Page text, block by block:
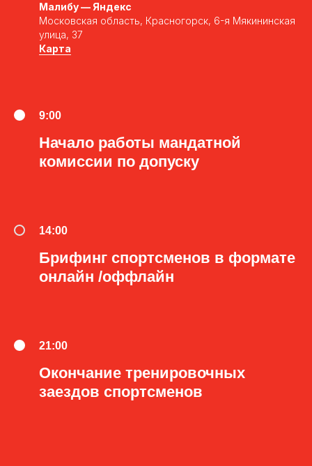
Малибу — Яндекс
Московская область, Красногорск, 6-я Мякининская
улица, 37
Карта
9:00
Начало работы мандатной
комиссии по допуску
14:00
Брифинг спортсменов в формате
онлайн /оффлайн
21:00
Окончание тренировочных
заездов спортсменов